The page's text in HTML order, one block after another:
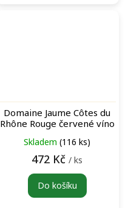
Domaine Jaume Côtes du
Rhône Rouge červené víno
Skladem (116 ks)
472 Kč / ks
Do košíku